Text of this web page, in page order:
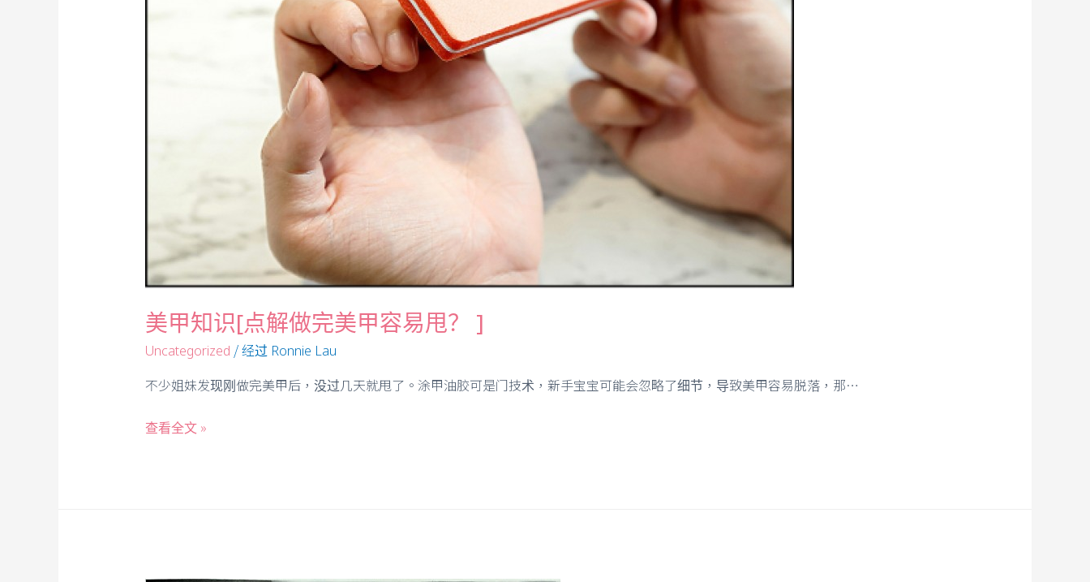
美甲知识[点解做完美甲容易甩？ ]
Uncategorized / 经过 Ronnie Lau
不少姐妹发现刚做完美甲后，没过几天就甩了。涂甲油胶可是门技术，新手宝宝可能会忽略了细节，导致美甲容易脱落，那…
查看全文 »